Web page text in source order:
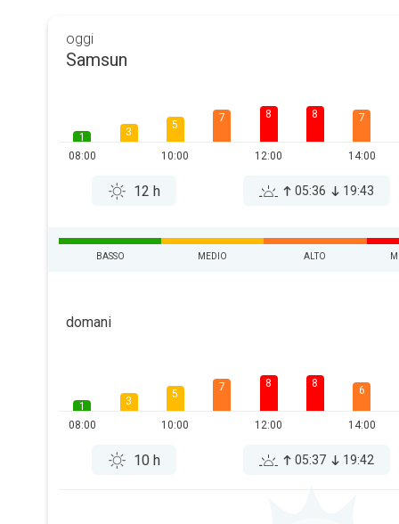
oggi
Samsun
1
08:00
3
5
10:00
7 8
12:00
8 7
14:00
12 h 05:36 19:43
BASSO MEDIO ALTO
domani
1
08:00
3
5
10:00
7 8
12:00
8
6
14:00
10 h 05:37 19:42